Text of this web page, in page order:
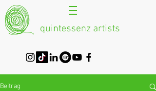
quintessenz artists
Beitrag